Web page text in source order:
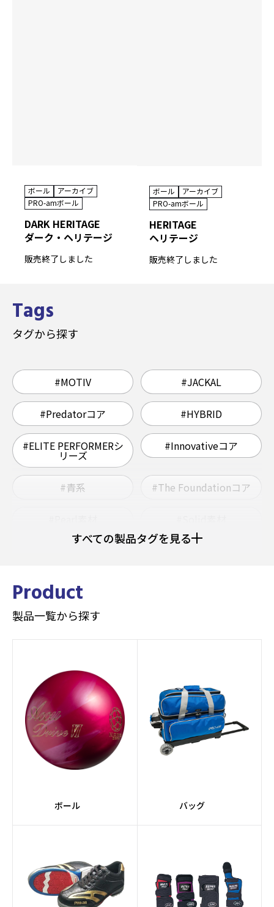
ボール
アーカイブ
PRO-amボール
DARK HERITAGE
ダーク・ヘリテージ
販売終了しました
ボール
アーカイブ
PRO-amボール
HERITAGE
ヘリテージ
販売終了しました
Tags
タグから探す
#MOTIV #JACKAL
#Predatorコア #HYBRID
#ELITE PERFORMERシ
リーズ
#Innovativeコア
#青系 #The Foundationコア
#ヘビー
#ミディアムヘビー
#RAPTORシリーズ
#JACKALシリーズ #Pearlカバーストック
#スーツケース #2個入り
#軽量
#ミディアム #黒系
#ドライ
#スペアボール #ポリエステル素材
すべての製品タグを見る
Product
製品一覧から探す
ボール バッグ